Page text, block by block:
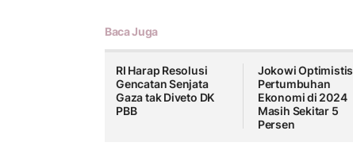
Baca Juga
RI Harap Resolusi
Gencatan Senjata
Gaza tak Diveto DK
PBB
Jokowi Optimistis
Pertumbuhan
Ekonomi di 2024
Masih Sekitar 5
Persen